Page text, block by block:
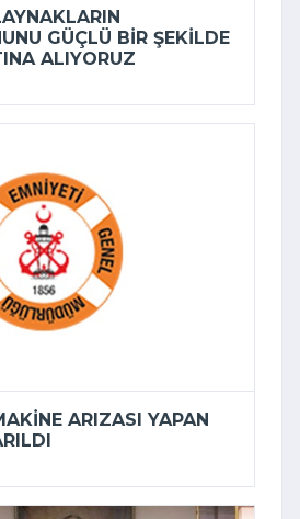
GÜÇLÜ BIR ŞEKILDE
ALIYORUZ
ARIZASI YAPAN